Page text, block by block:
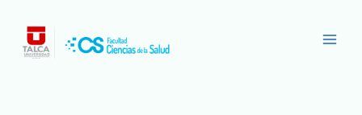
contenido